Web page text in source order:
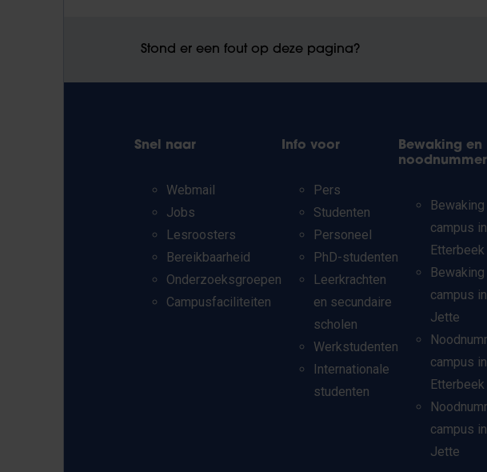
Stond er een fout op deze pagina?
Snel naar
Webmail
Jobs
Lesroosters
Bereikbaarheid
Onderzoeksgroepen
Campusfaciliteiten
Info voor
Pers
Studenten
Personeel
PhD-studenten
Leerkrachten
en secundaire
scholen
Werkstudenten
Internationale
studenten
Bewaking en
Bewaking
campus in
Etterbeek
Bewaking
campus in
Jette
campus in
Etterbeek
campus in
Jette